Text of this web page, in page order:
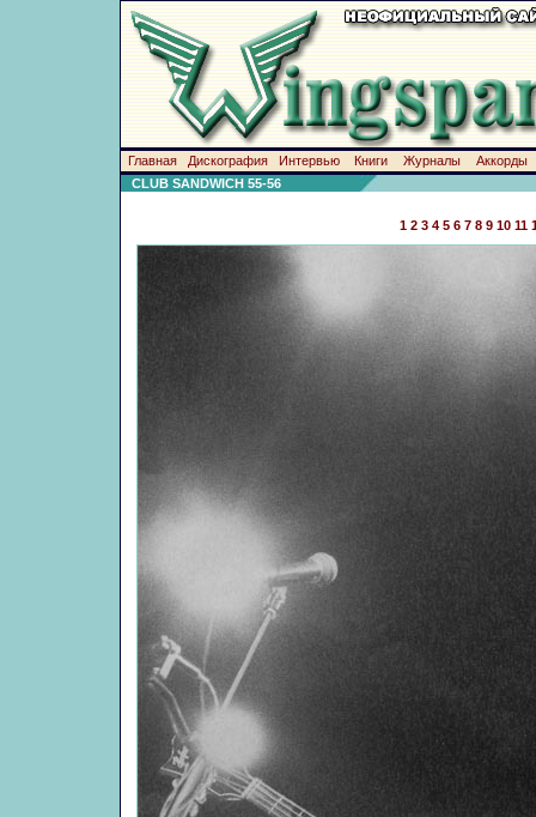
Главная Дискография Интервью Книги Журналы
Аккорды
CLUB SANDWICH 55-56
1 2 3 4 5 6 7 8 9 10 11